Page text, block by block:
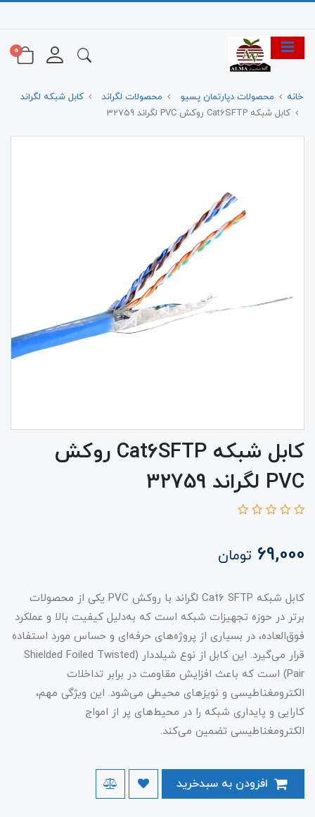
0
خانه محصولات دپارتمان پسیو محصولات لگراند
کابل شبکه لگراند
کابل شبکه Cat6SFTP روکش PVC لگراند 32759
کابل شبکه Cat6SFTP روکش
PVC لگراند 32759
69,000 تومان
کابل شبکه Cat6 SFTP لگراند با روکش PVC یکی از محصولات
برتر در حوزه تجهیزات شبکه است که به‌دلیل کیفیت بالا و عملکرد
فوق‌العاده، در بسیاری از پروژه‌های حرفه‌ای و حساس مورد استفاده
قرار می‌گیرد. این کابل از نوع شیلددار (Shielded Foiled Twisted
Pair) است که باعث افزایش مقاومت در برابر تداخلات
الکترومغناطیسی و نویزهای محیطی می‌شود. این ویژگی مهم،
کارایی و پایداری شبکه را در محیط‌های پر از امواج
الکترومغناطیسی تضمین می‌کند.